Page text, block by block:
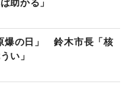
助かる」
爆の日」 鈴木市長「核
い」